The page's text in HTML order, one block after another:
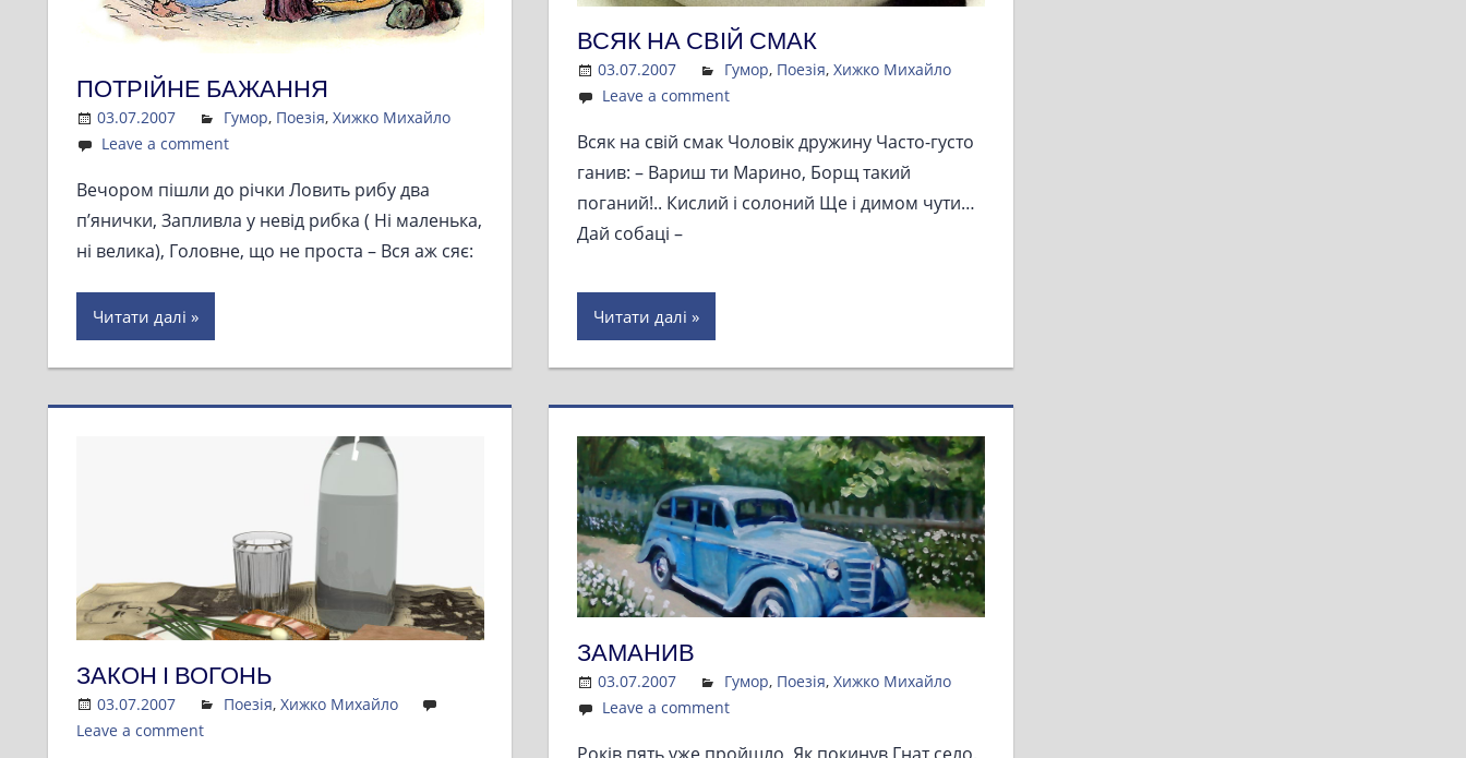
ПОТРІЙНЕ БАЖАННЯ
03.07.2007 Admin
Гумор, Поезія, Хижко Михайло
Leave a comment
Вечором пішли до річки Ловить рибу два
п’янички, Запливла у невід рибка ( Ні маленька,
ні велика), Головне, що не проста – Вся аж сяє:
Читати далі
ВСЯК НА СВІЙ СМАК
03.07.2007 Admin
Гумор, Поезія,Хижко Михайло
Leave a comment
Всяк на свій смак Чоловік дружину Часто-густо
ганив: – Вариш ти Марино, Борщ такий
поганий!.. Кислий і солоний Ще і димом чути…
Дай собаці –
Читати далі
ЗАКОН І ВОГОНЬ
03.07.2007 Admin
Поезія, Хижко Михайло
Leave a comment
ЗАМАНИВ
03.07.2007 Admin
Гумор, Поезія,Хижко Михайло
Leave a comment